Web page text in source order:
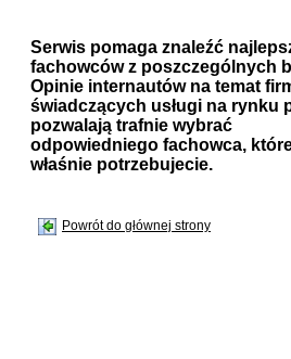
Serwis pomaga znaleźć
fachowców z poszczególnych
Opinie internautów na temat
świadczących usługi na rynku
pozwalają trafnie wybrać
odpowiedniego fachowca,
właśnie potrzebujecie.
Powrót do głównej strony